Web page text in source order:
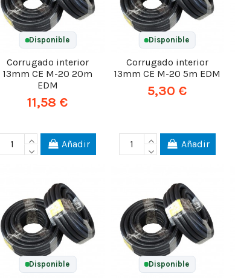
Disponible
Corrugado interior
13mm CE M-20 20m
EDM
11,58 €
Añadir
Disponible
Corrugado interior
13mm CE M-20 5m EDM
5,30 €
Añadir
Disponible Disponible